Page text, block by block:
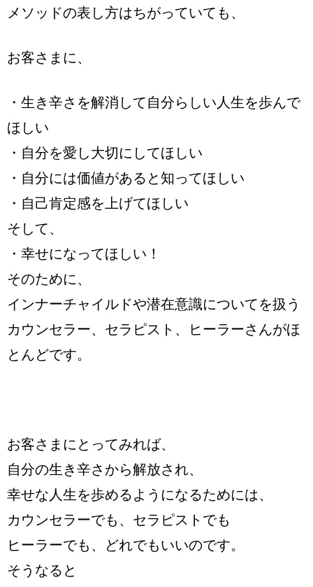
メソッドの表し方はちがっていても、
お客さまに、
・生き辛さを解消して自分らしい人生を歩んで
ほしい
・自分を愛し大切にしてほしい
・自分には価値があると知ってほしい
・自己肯定感を上げてほしい
そして、
・幸せになってほしい！
そのために、
インナーチャイルドや潜在意識についてを扱う
カウンセラー、セラピスト、ヒーラーさんがほ
とんどです。
お客さまにとってみれば、
自分の生き辛さから解放され、
幸せな人生を歩めるようになるためには、
カウンセラーでも、セラピストでも
ヒーラーでも、どれでもいいのです。
そうなると